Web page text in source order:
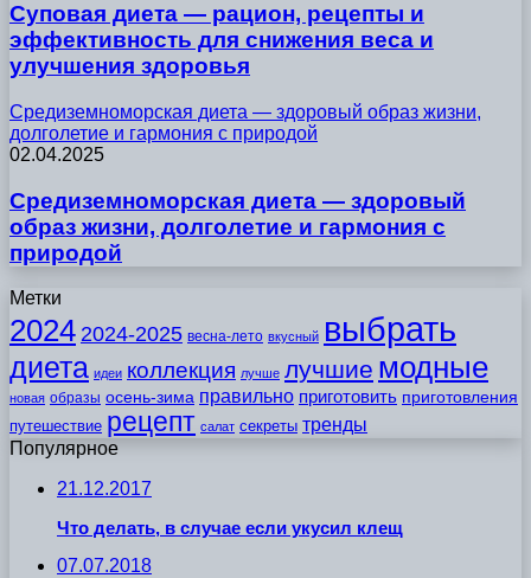
Суповая диета — рацион, рецепты и
эффективность для снижения веса и
улучшения здоровья
Средиземноморская диета — здоровый образ жизни,
долголетие и гармония с природой
02.04.2025
Средиземноморская диета — здоровый
образ жизни, долголетие и гармония с
природой
Метки
2024 2024-2025 весна-лето вкусный выбрать
диета идеи коллекция лучше лучшие модные
новая образы осень-зима правильно приготовить приготовления
путешествие рецепт салат секреты тренды
Популярное
21.12.2017
Что делать, в случае если укусил клещ
07.07.2018